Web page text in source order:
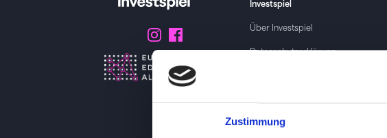
Zustimmung
Investspiel
Über Investspiel
Datenschutzerklärung
Impressum / Kontakt